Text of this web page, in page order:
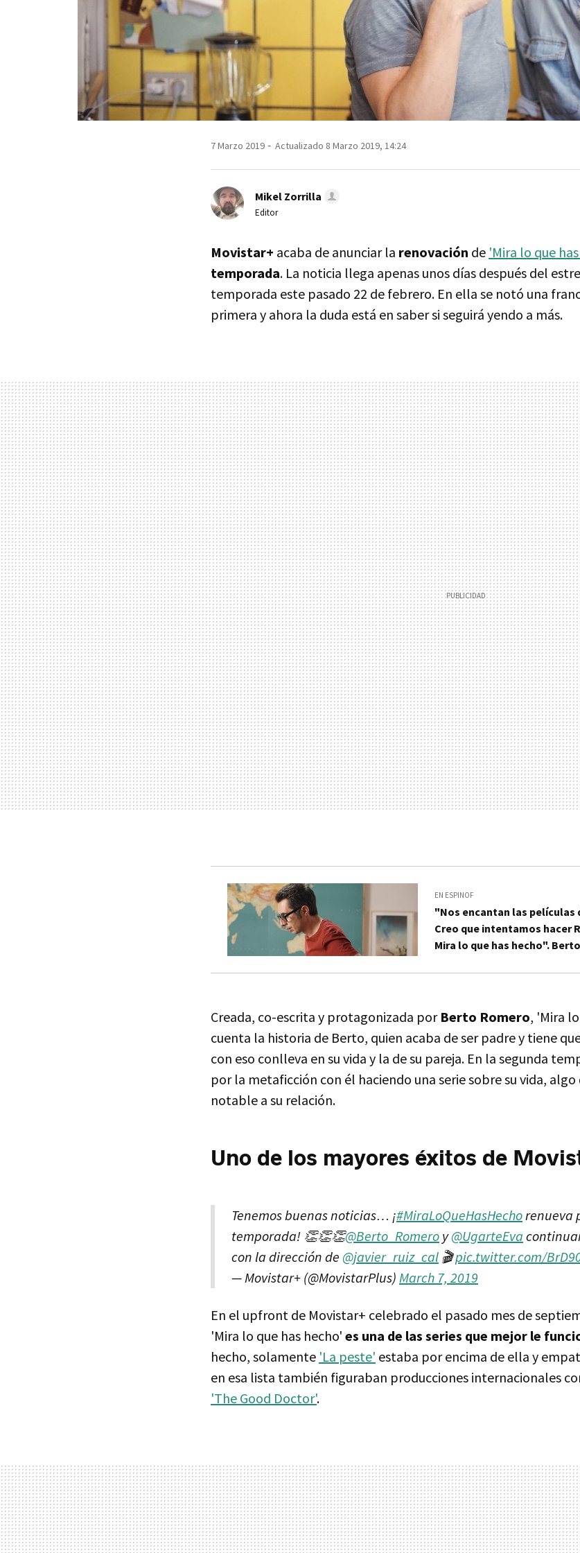
7 Marzo 2019 Actualizado 8 Marzo 2019, 14:24
Mikel Zorrilla
Editor
Movistar+ acaba de anunciar la renovación de 'Mira lo que
temporada. La noticia llega apenas unos días después del
temporada este pasado 22 de febrero. En ella se notó una
primera y ahora la duda está en saber si seguirá yendo a más.
EN ESPINOF
"Nos encantan las películas
Creo que intentamos hacer
Mira lo que has hecho".
Creada, co-escrita y protagonizada por Berto Romero, 'Mira
cuenta la historia de Berto, quien acaba de ser padre y tiene
con eso conlleva en su vida y la de su pareja. En la segunda
por la metaficción con él haciendo una serie sobre su vida,
notable a su relación.
Uno de los mayores éxitos de
Tenemos buenas noticias… ¡#MiraLoQueHasHechorenueva
temporada! 👏👏👏@Berto_Romero y@UgarteEva
con la dirección de @javier_ruiz_cal 🎬pic.twitter.com/
— Movistar+ (@MovistarPlus) March 7, 2019
En el upfront de Movistar+ celebrado el pasado mes de
'Mira lo que has hecho' es una de las series que mejor le
hecho, solamente 'La peste' estaba por encima de ella y
en esa lista también figuraban producciones internacionales
'The Good Doctor'.